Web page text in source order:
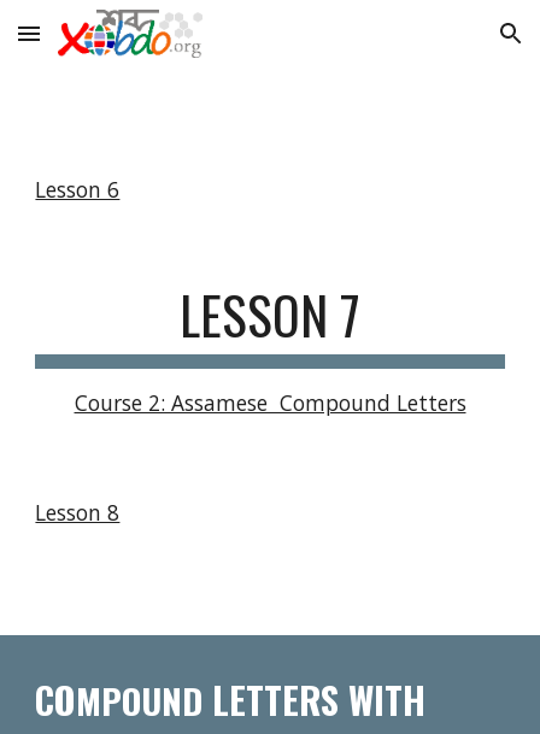
Skip to main content Skip to navigation
Lesson 6
LESSON 7
Course 2: Assamese  Compound Letters
Lesson 8
COMPOUND